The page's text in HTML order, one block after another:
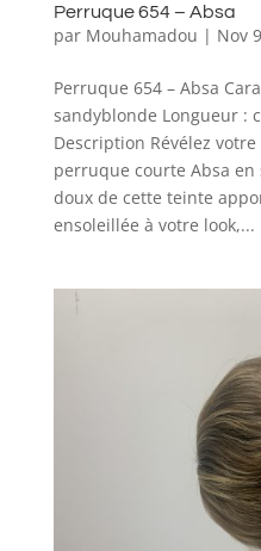
Perruque 654 – Absa
par Mouhamadou | Nov
Perruque 654 – Absa
sandyblonde Longueur :
Description Révélez
perruque courte Absa en
doux de cette teinte
ensoleillée à votre look,...